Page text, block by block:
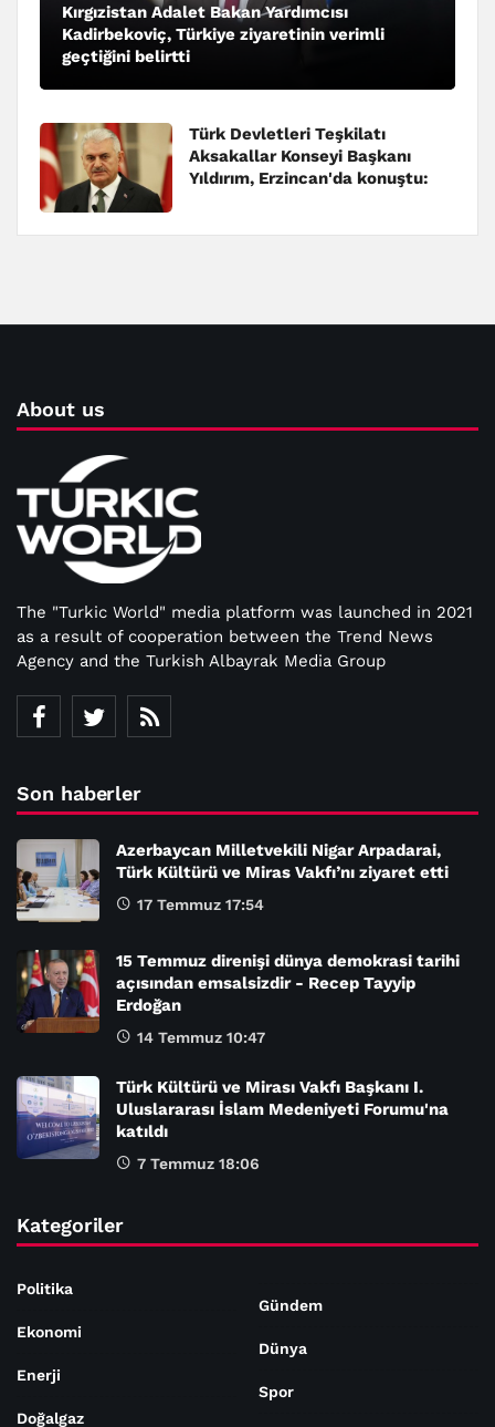
Kırgızistan Adalet Bakan Yardımcısı
Kadirbekoviç, Türkiye ziyaretinin verimli
geçtiğini belirtti
Türk Devletleri Teşkilatı
Aksakallar Konseyi Başkanı
Yıldırım, Erzincan'da konuştu:
About us
The "Turkic World" media platform was launched in 2021
as a result of cooperation between the Trend News
Agency and the Turkish Albayrak Media Group
Son haberler
Azerbaycan Milletvekili Nigar Arpadarai,
Türk Kültürü ve Miras Vakfı’nı ziyaret etti
17 Temmuz 17:54
15 Temmuz direnişi dünya demokrasi tarihi
açısından emsalsizdir - Recep Tayyip
Erdoğan
14 Temmuz 10:47
Türk Kültürü ve Mirası Vakfı Başkanı I.
Uluslararası İslam Medeniyeti Forumu'na
katıldı
7 Temmuz 18:06
Kategoriler
Politika
Ekonomi
Enerji
Doğalgaz
Gündem
Dünya
Spor